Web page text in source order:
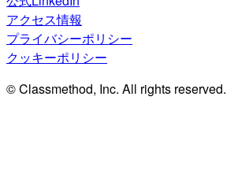
アクセス情報
プライバシーポリシー
クッキーポリシー
© Classmethod, Inc. All rights reserved.